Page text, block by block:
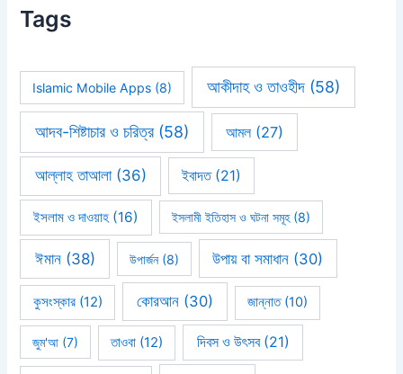
Tags
Islamic Mobile Apps (8) আকীদাহ ও তাওহীদ(58)
আদব-শিষ্টাচার ও চরিত্র(58) আমল(27)
আল্লাহ তাআলা(36) ইবাদত(21)
ইসলাম ও দাওয়াহ (16) ইসলামী ইতিহাস ও ঘটনা সমূহ(8)
ঈমান(38) উপার্জন(8) উপায় বা সমাধান (30)
কুসংস্কার(12) কোরআন (30) জান্নাত(10)
জুম'আ (7) তাওবা (12) দিবস ও উৎসব(21)